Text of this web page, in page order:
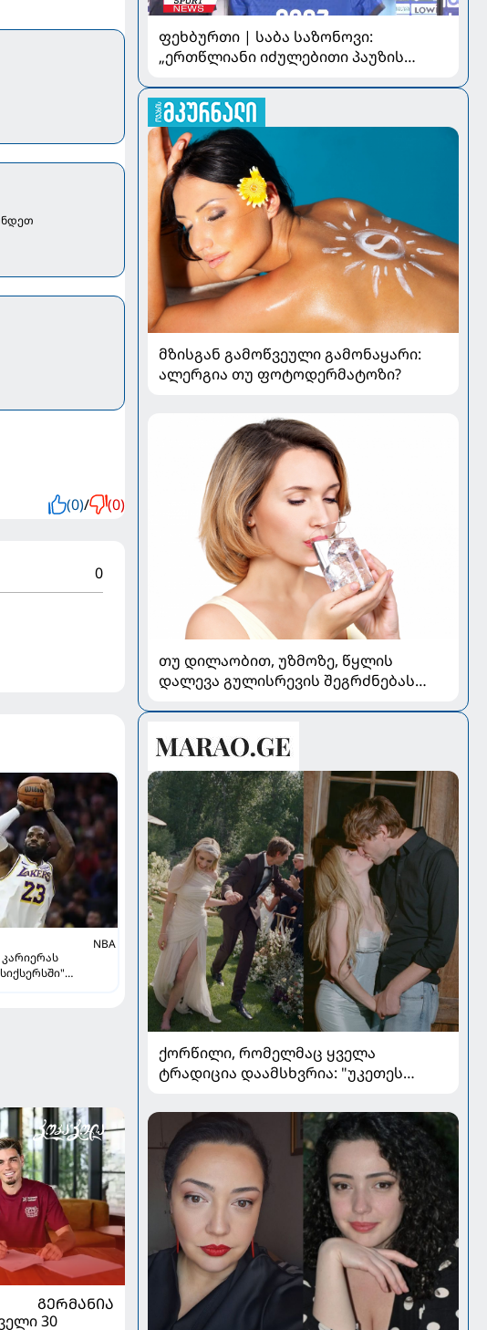
(0)/ (0)
0
NBA
ᲒᲔᲠᲛᲐᲜᲘᲐ
30
ფეხბურთი | საბა საზონოვი:
„ერთწლიანი იძულებითი პაუზის
მნიშვნელოვანია“
მზისგან გამოწვეული გამონაყარი:
ალერგია თუ ფოტოდერმატოზი?
თუ დილაობით, უზმოზე, წყლის
დალევა გულისრევის შეგრძნებას
ქორწილი, რომელმაც ყველა
ტრადიცია დაამსხვრია: "უკეთეს